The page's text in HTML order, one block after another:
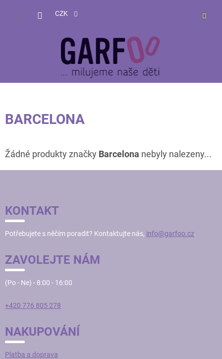
CZK
BARCELONA
Žádné produkty značky Barcelona nebyly nalezeny...
A
T
KONTAKT
Potřebujete s něčím poradit? Kontaktujte nás, info@garfoo.cz.
ZAVOLEJTE NÁM
(Po - Ne) - 8:00 - 16:00
+420 776 805 278
NAKUPOVÁNÍ
Platba a doprava